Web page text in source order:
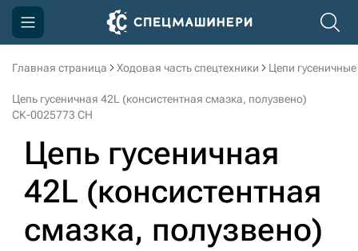
Главная страница Ходовая часть спецтехники Цепи гусеничные
Цепь гусеничная 42L (консистентная смазка, полузвено)
СК-0025773 CH
Цепь гусеничная
42L (консистентная
смазка, полузвено)
Компания
Акции
Доставка и оплата
Информация
3D тур по производству